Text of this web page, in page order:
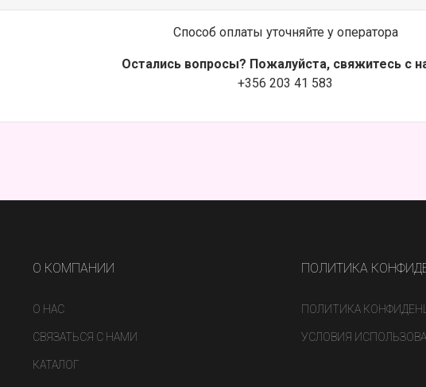
Способ оплаты уточняйте у оператора
Остались вопросы? Пожалуйста, свяжитесь с
+356 203 41 583
О КОМПАНИИ
О НАС
СВЯЗАТЬСЯ С НАМИ
КАТАЛОГ
ПОЛИТИКА
ПОЛИТИКА
УСЛОВИЯ